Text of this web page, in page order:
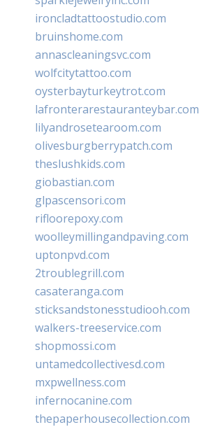
ironcladtattoostudio.com
bruinshome.com
annascleaningsvc.com
wolfcitytattoo.com
oysterbayturkeytrot.com
lafronterarestauranteybar.com
lilyandrosetearoom.com
olivesburgberrypatch.com
theslushkids.com
giobastian.com
glpascensori.com
rifloorepoxy.com
woolleymillingandpaving.com
uptonpvd.com
2troublegrill.com
casateranga.com
sticksandstonesstudiooh.com
walkers-treeservice.com
shopmossi.com
untamedcollectivesd.com
mxpwellness.com
infernocanine.com
thepaperhousecollection.com